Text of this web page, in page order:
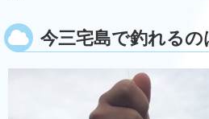
今三宅島で釣れるの